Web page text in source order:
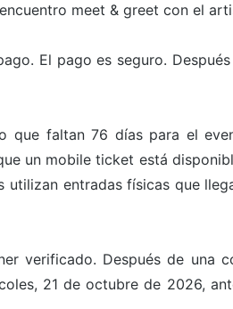
meet & greet con el
El pago es seguro.
que faltan 76 días para el
un mobile ticket está
utilizan entradas físicas que
verificado. Después de una
21 de octubre de 2026,